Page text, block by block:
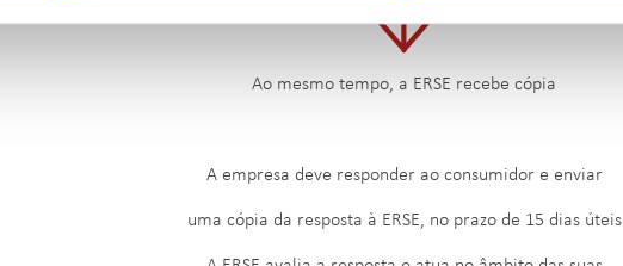
Ao mesmo tempo, a ERSE recebe cópia
A empresa deve responder ao consumidor e enviar
uma cópia da resposta à ERSE, no prazo de 15 dias úteis